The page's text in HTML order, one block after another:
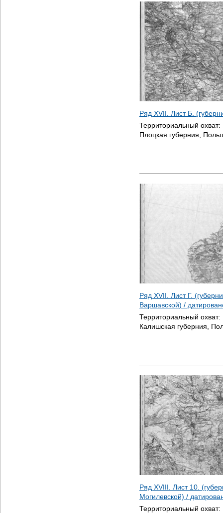
Ряд XVII. Лист Б.
Территориальный охват:
Плоцкая губерния,
Ряд XVII. Лист Г.
Варшавской) /
Территориальный охват:
Калишская губерния,
Ряд XVIII. Лист 10.
Могилевской) /
Территориальный охват: